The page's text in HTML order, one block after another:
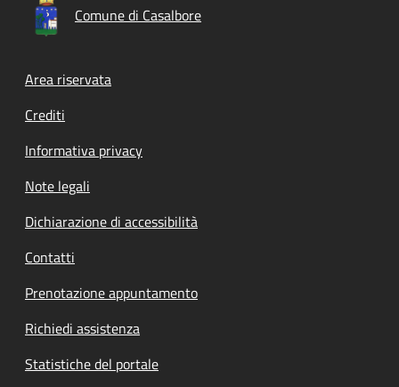
Comune di Casalbore
Footer menu
Area riservata
Crediti
Informativa privacy
Note legali
Dichiarazione di accessibilità
Contatti
Prenotazione appuntamento
Richiedi assistenza
Statistiche del portale